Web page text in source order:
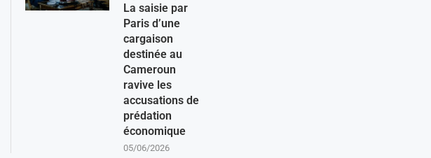
La saisie par
Paris d’une
cargaison
destinée au
Cameroun
ravive les
accusations de
prédation
économique
05/06/2026